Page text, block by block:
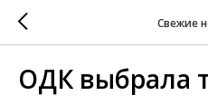
Свежие
ОДК выбрала